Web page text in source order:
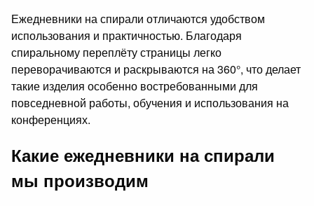
Ежедневники на спирали отличаются удобством
использования и практичностью. Благодаря
спиральному переплёту страницы легко
переворачиваются и раскрываются на 360°, что делает
такие изделия особенно востребованными для
повседневной работы, обучения и использования на
конференциях.
Какие ежедневники на спирали
мы производим